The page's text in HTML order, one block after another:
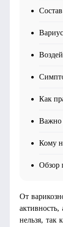
Как
Важно
Кому
Обзор
От
нельзя, так